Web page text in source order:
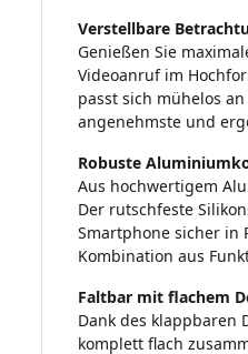
Verstellbare
Genießen Sie
Videoanruf im
passt sich mühelos
angenehmste und
Robuste
Aus hochwertigem
Der rutschfeste
Smartphone sicher in
Kombination aus
Faltbar mit flachem
Dank des klappbaren
komplett flach